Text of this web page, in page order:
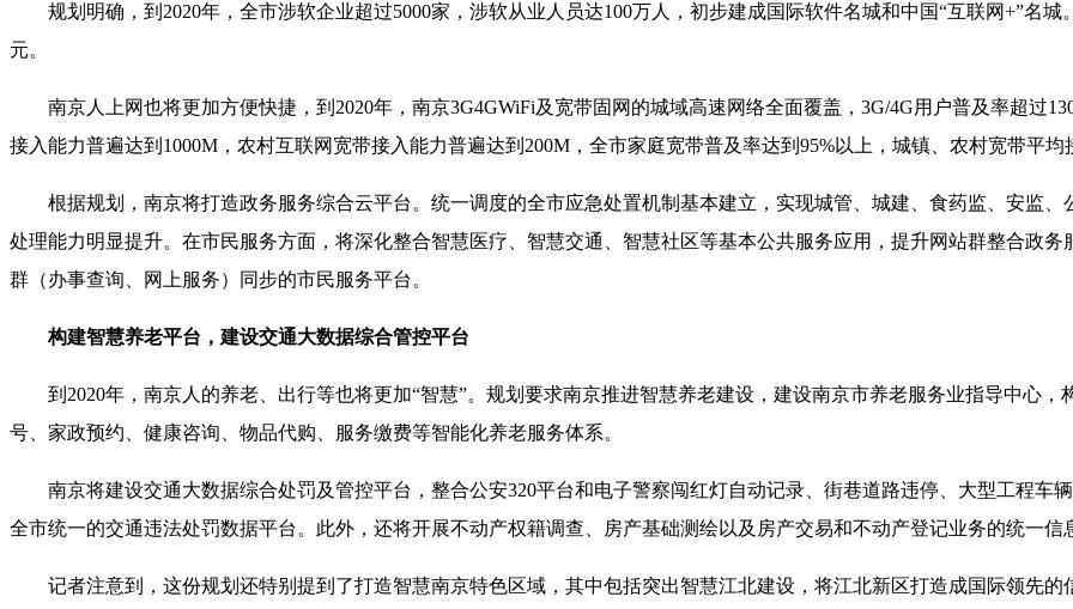
规划明确，到2020年，全市涉软企业超过5000家，涉软从业人员达100万人，初步建成国际软件名城和中国“互联网+”名城
元。
南京人上网也将更加方便快捷，到2020年，南京3G4GWiFi及宽带固网的城域高速网络全面覆盖，3G/4G用户普及率超过
接入能力普遍达到1000M，农村互联网宽带接入能力普遍达到200M，全市家庭宽带普及率达到95%以上，城镇、农村宽带平
根据规划，南京将打造政务服务综合云平台。统一调度的全市应急处置机制基本建立，实现城管、城建、食药监、安监、
处理能力明显提升。在市民服务方面，将深化整合智慧医疗、智慧交通、智慧社区等基本公共服务应用，提升网站群整合政
群（办事查询、网上服务）同步的市民服务平台。
构建智慧养老平台，建设交通大数据综合管控平台
到2020年，南京人的养老、出行等也将更加“智慧”。规划要求南京推进智慧养老建设，建设南京市养老服务业指导中心，
号、家政预约、健康咨询、物品代购、服务缴费等智能化养老服务体系。
南京将建设交通大数据综合处罚及管控平台，整合公安320平台和电子警察闯红灯自动记录、街巷道路违停、大型工程车
全市统一的交通违法处罚数据平台。此外，还将开展不动产权籍调查、房产基础测绘以及房产交易和不动产登记业务的统一信
记者注意到，这份规划还特别提到了打造智慧南京特色区域，其中包括突出智慧江北建设，将江北新区打造成国际领先的